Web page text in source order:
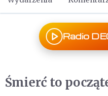
Radio
Śmierć to